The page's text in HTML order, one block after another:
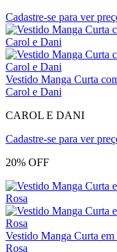
Cadastre-se para ver
Vestido Manga Curta
Carol e Dani
CAROL E DANI
Cadastre-se para ver
20% OFF
Vestido Manga Curta
Rosa